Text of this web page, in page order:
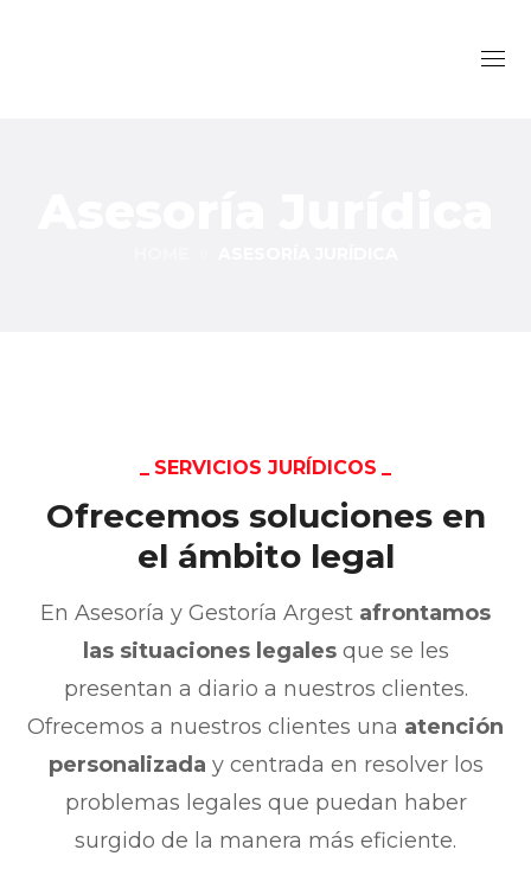
SERVICIOS JURÍDICOS
Ofrecemos soluciones en
el ámbito legal
En Asesoría y Gestoría Argest afrontamos
las situaciones legalesque se les
presentan a diario a nuestros clientes.
Ofrecemos a nuestros clientes una atención
personalizada y centrada en resolver los
problemas legales que puedan haber
surgido de la manera más eficiente.